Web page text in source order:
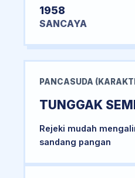
1958
SANCAYA
PANCASUDA
TUNGGAK SEMI
Rejeki mudah
sandang pangan